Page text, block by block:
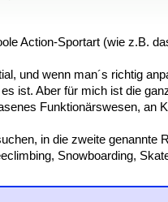
Action-Sportart (wie z.B.
und wenn man´s richtig
ist. Aber für mich ist die
Funktionärswesen, an
in die zweite genannte
Snowboarding,